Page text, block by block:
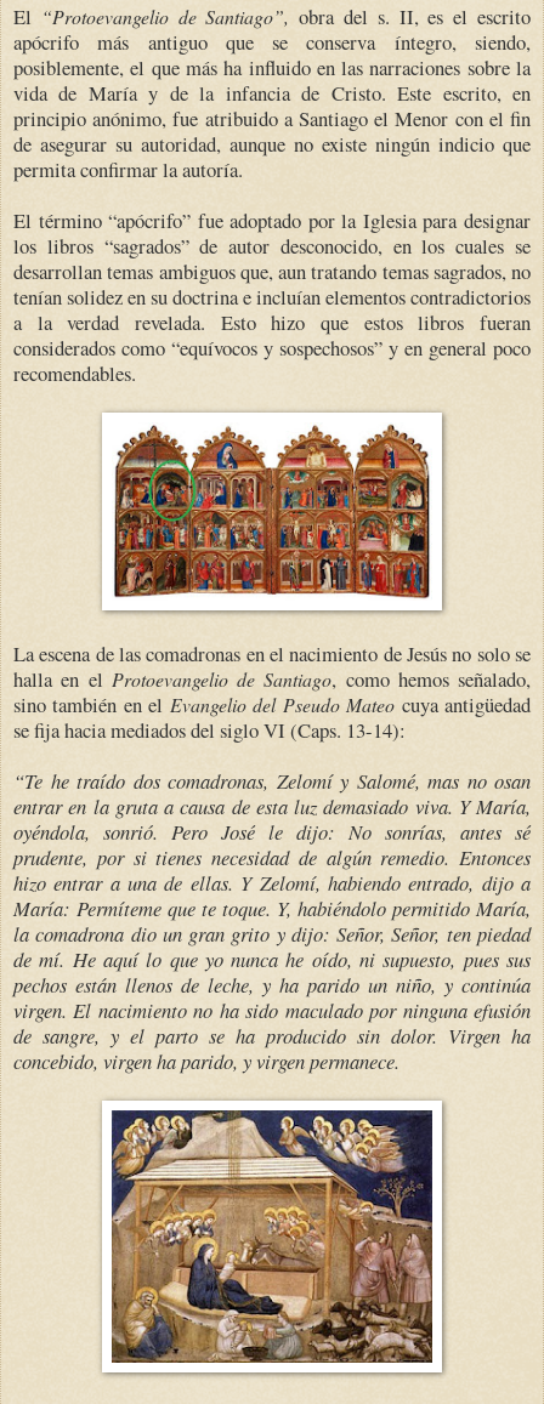
El “Protoevangelio de Santiago”, obra del s. II, es el escrito
apócrifo más antiguo que se conserva íntegro, siendo,
posiblemente, el que más ha influido en las narraciones sobre la
vida de María y de la infancia de Cristo. Este escrito, en
principio anónimo, fue atribuido a Santiago el Menor con el fin
de asegurar su autoridad, aunque no existe ningún indicio que
permita confirmar la autoría.
El término “apócrifo” fue adoptado por la Iglesia para designar
los libros “sagrados” de autor desconocido, en los cuales se
desarrollan temas ambiguos que, aun tratando temas sagrados, no
tenían solidez en su doctrina e incluían elementos contradictorios
a la verdad revelada. Esto hizo que estos libros fueran
considerados como “equívocos y sospechosos” y en general poco
recomendables.
La escena de las comadronas en el nacimiento de Jesús no solo se
halla en el Protoevangelio de Santiago, como hemos señalado,
sino también en el Evangelio del Pseudo Mateo cuya antigüedad
se fija hacia mediados del siglo VI (Caps. 13-14):
“Te he traído dos comadronas, Zelomí y Salomé, mas no osan
entrar en la gruta a causa de esta luz demasiado viva. Y María,
oyéndola, sonrió. Pero José le dijo: No sonrías, antes sé
prudente, por si tienes necesidad de algún remedio. Entonces
hizo entrar a una de ellas. Y Zelomí, habiendo entrado, dijo a
María: Permíteme que te toque. Y, habiéndolo permitido María,
la comadrona dio un gran grito y dijo: Señor, Señor, ten piedad
de mí. He aquí lo que yo nunca he oído, ni supuesto, pues sus
pechos están llenos de leche, y ha parido un niño, y continúa
virgen. El nacimiento no ha sido maculado por ninguna efusión
de sangre, y el parto se ha producido sin dolor. Virgen ha
concebido, virgen ha parido, y virgen permanece.